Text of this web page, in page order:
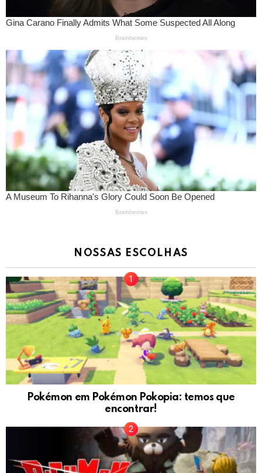
NOSSAS ESCOLHAS
Pokémon em Pokémon Pokopia: temos que
encontrar!